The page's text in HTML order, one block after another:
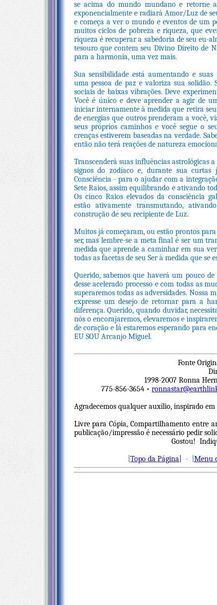
se acima do mundo mundano e retorne
exponencialmente e radiará Amor/Luz de
e começa a ver o mundo e eventos de um
muitos ciclos de pobreza e riqueza, que
riqueza é recuperar a sabedoria de seu eu-
tesouro que contem seu Divino Direito de
para a harmonia, uma vez mais.
Sua sensibilidade está aumentando e
uma pessoa de paz e valoriza sua solidão.
sociais de baixas vibrações. Deve
Você é único e deve aprender a agir de
iniciar internamente à medida que retira
de energias que outros prenderam a você,
seus próprios caminhos e você segue o
crenças estiverem baseadas na verdade.
então não terá reações de natureza
Transcenderá suas influências astrológicas
signos do zodíaco e, durante sua curtas
Consciência - para o ajudar com a
Sete Raios, assim equilibrando e ativando
Os cinco Raios elevados da consciência
estão ativamente transmutando,
construção de seu recipiente de Luz.
Muitos já começaram, ou estão prontos
ser, mas lembre-se a meta final é ser um
medida que aprende a caminhar em sua
todas as facetas de seu Ser à medida que
Querido, sabemos que haverá um pouco
desse acelerado processo e com todas as
superaremos todas as adversidades.
expresse um desejo de retornar para a
diferença. Querido, quando duvidar,
nós o encorajaremos, elevaremos e
de coração e lá estaremos esperando para
EU SOU Arcanjo Miguel.
Fonte
1998-2007 Ronna
775-856-3654 •
Agradecemos qualquer auxílio, inspirado
Livre para Cópia, Compartilhamento entre
publicação/impressão é necessário pedir
Gostou!
Topo da Página| - | Menu